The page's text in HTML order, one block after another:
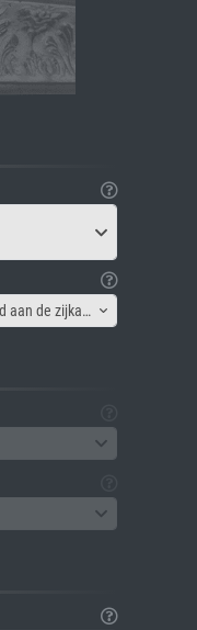
Canvas lijst - Afbeelding gespiegeld aan de zijkant